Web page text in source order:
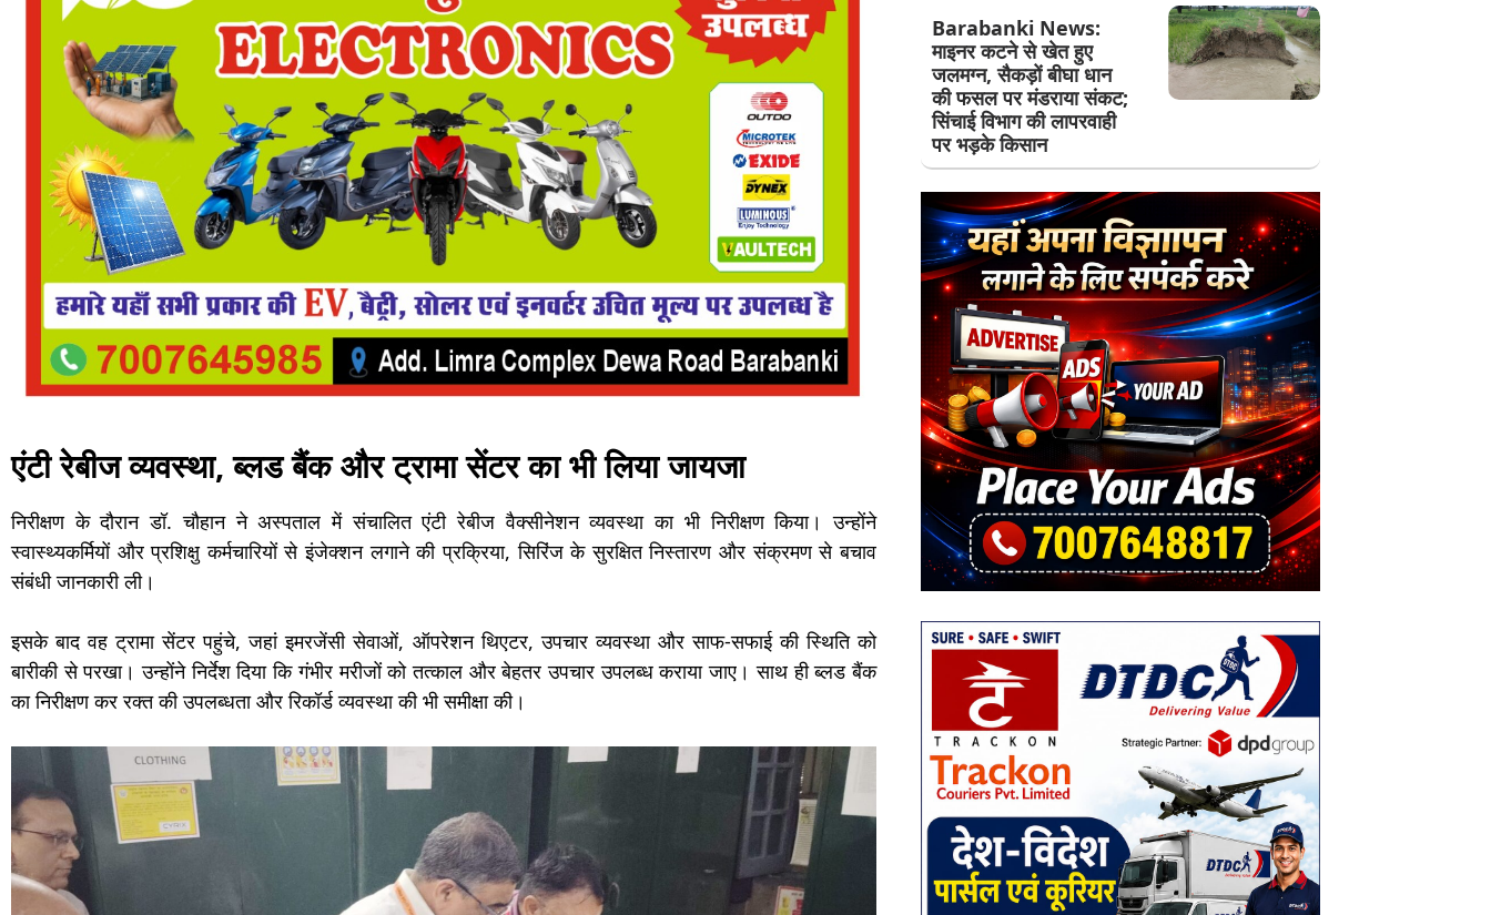
एंटी रेबीज व्यवस्था, ब्लड बैंक और ट्रामा सेंटर का भी लिया जायजा
निरीक्षण के दौरान डॉ. चौहान ने अस्पताल में संचालित एंटी रेबीज वैक्सीनेशन व्यवस्था का भी निरीक्षण किया। उन्होंने
स्वास्थ्यकर्मियों और प्रशिक्षु कर्मचारियों से इंजेक्शन लगाने की प्रक्रिया, सिरिंज के सुरक्षित निस्तारण और संक्रमण से बचाव
संबंधी जानकारी ली।
इसके बाद वह ट्रामा सेंटर पहुंचे, जहां इमरजेंसी सेवाओं, ऑपरेशन थिएटर, उपचार व्यवस्था और साफ-सफाई की स्थिति को
बारीकी से परखा। उन्होंने निर्देश दिया कि गंभीर मरीजों को तत्काल और बेहतर उपचार उपलब्ध कराया जाए। साथ ही ब्लड बैंक
का निरीक्षण कर रक्त की उपलब्धता और रिकॉर्ड व्यवस्था की भी समीक्षा की।
Barabanki News:
माइनर कटने से खेत हुए
जलमग्न, सैकड़ों बीघा धान
की फसल पर मंडराया संकट;
सिंचाई विभाग की लापरवाही
पर भड़के किसान